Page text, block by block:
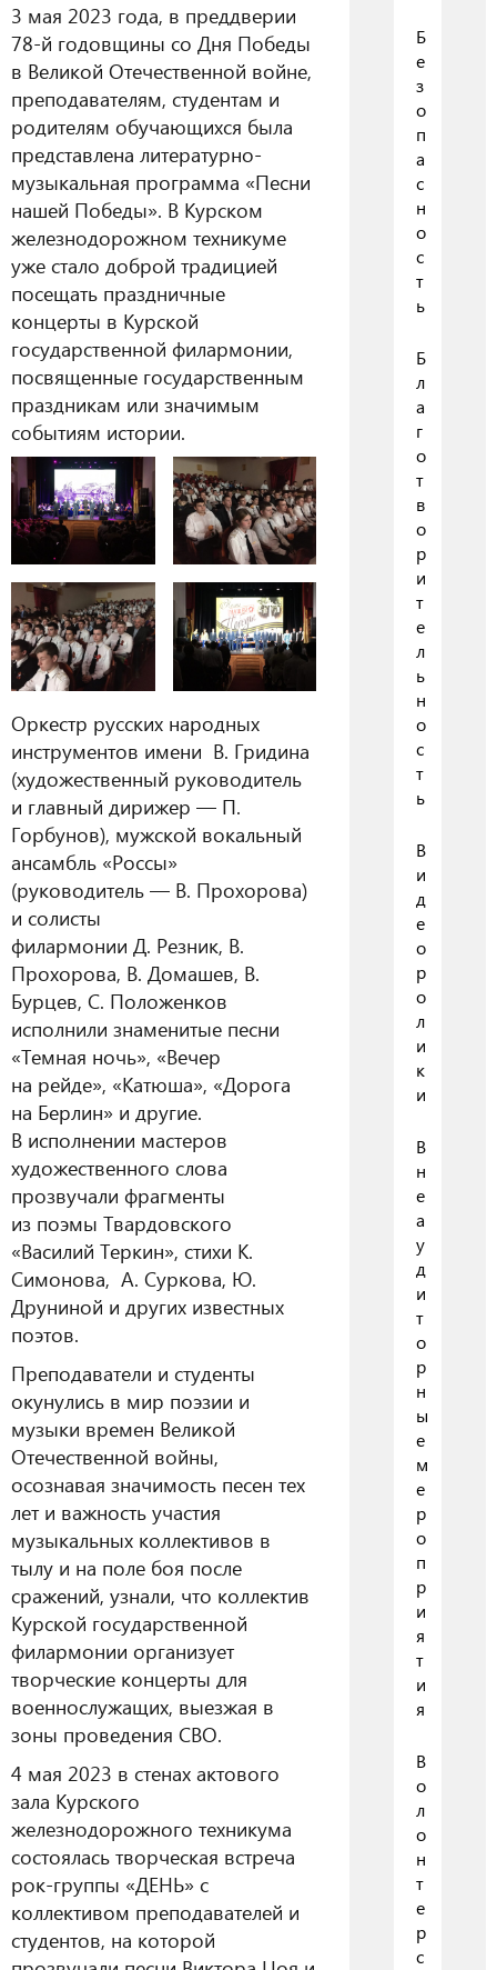
3 мая 2023 года, в преддверии
78-й годовщины со Дня Победы
в Великой Отечественной войне,
преподавателям, студентам и
родителям обучающихся была
представлена литературно-
музыкальная программа «Песни
нашей Победы». В Курском
железнодорожном техникуме
уже стало доброй традицией
посещать праздничные
концерты в Курской
государственной филармонии,
посвященные государственным
праздникам или значимым
событиям истории.
Оркестр русских народных
инструментов имени В. Гридина
(художественный руководитель
и главный дирижер — П.
Горбунов), мужской вокальный
ансамбль «Россы»
(руководитель — В. Прохорова)
и солисты
филармонии Д. Резник, В.
Прохорова, В. Домашев, В.
Бурцев, С. Положенков
исполнили знаменитые песни
«Темная ночь», «Вечер
на рейде», «Катюша», «Дорога
на Берлин» и другие.
В исполнении мастеров
художественного слова
прозвучали фрагменты
из поэмы Твардовского
«Василий Теркин», стихи К.
Симонова, А. Суркова, Ю.
Друниной и других известных
поэтов.
Преподаватели и студенты
окунулись в мир поэзии и
музыки времен Великой
Отечественной войны,
осознавая значимость песен тех
лет и важность участия
музыкальных коллективов в
тылу и на поле боя после
сражений, узнали, что коллектив
Курской государственной
филармонии организует
творческие концерты для
военнослужащих, выезжая в
зоны проведения СВО.
4 мая 2023 в стенах актового
зала Курского
железнодорожного техникума
состоялась творческая встреча
рок-группы «ДЕНЬ» с
коллективом преподавателей и
студентов, на которой
Б
е
з
о
п
а
с
н
о
с
т
ь
Б
л
а
г
о
т
в
о
р
и
т
е
л
ь
н
о
с
т
ь
В
и
д
е
о
р
о
л
и
к
и
В
н
е
а
у
д
и
т
о
р
н
ы
е
м
е
р
о
п
р
и
я
т
и
я
В
о
л
о
н
т
е
р
с